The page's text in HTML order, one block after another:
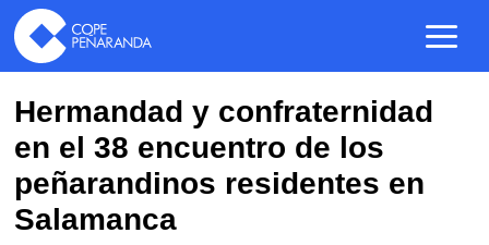
Hermandad y confraternidad
en el 38 encuentro de los
peñarandinos residentes en
Salamanca